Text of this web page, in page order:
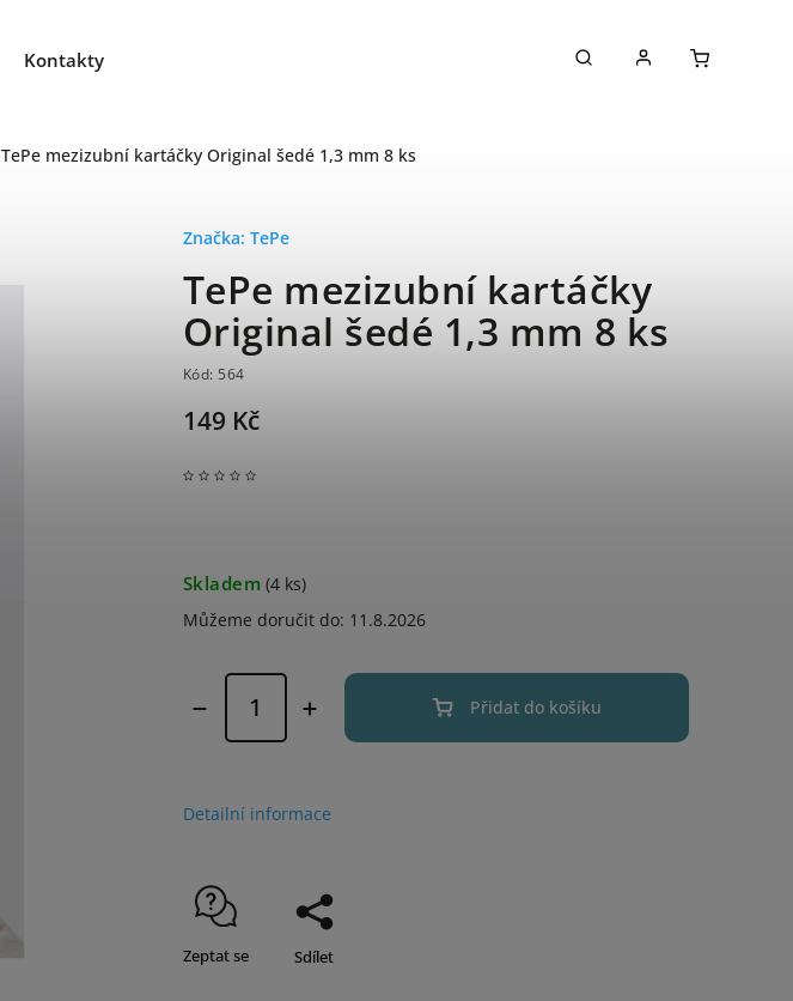
Kontakty
TePe mezizubní kartáčky Original šedé 1,3 mm 8 ks
TePe mezizubní kartáčky
Original šedé 1,3 mm 8 ks
Kód: 564
149 Kč
Značka: TePe
Skladem (4 ks)
Můžeme doručit do: 11.8.2026
Přidat do košíku
Detailní informace
Zeptat se Sdílet